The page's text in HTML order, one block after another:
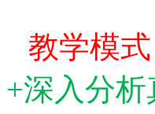
教学模式
+深入分析